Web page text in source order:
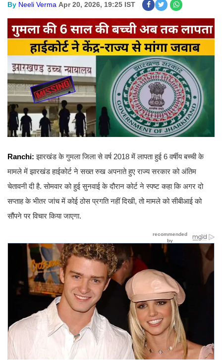
By Neeli Verma Apr 20, 2026, 19:25 IST
Ranchi: झारखंड के गुमला जिला से वर्ष 2018 में लापता हुई 6 वर्षीय बच्ची के
मामले में झारखंड हाईकोर्ट ने सख्त रुख अपनाते हुए राज्य सरकार को अंतिम
चेतावनी दी है. सोमवार को हुई सुनवाई के दौरान कोर्ट ने स्पष्ट कहा कि अगर दो
सप्ताह के भीतर जांच में कोई ठोस प्रगति नहीं दिखी, तो मामले को सीबीआई को
सौंपने पर विचार किया जाएगा.